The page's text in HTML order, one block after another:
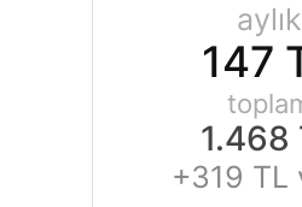
aylık
147
1.468
+319 TL